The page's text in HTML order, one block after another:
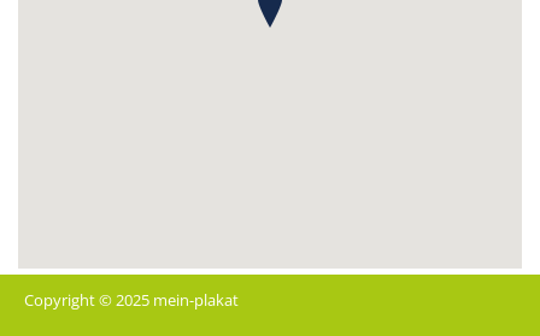
Copyright © 2025 mein-plakat